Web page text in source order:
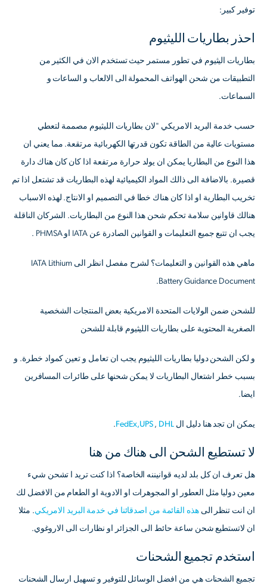
توفير كبير:
احذر بطاريات الليثيوم
بطاريات اليثيوم في تطور مستمر حيث تستخدم الان في الكثير من
التطبيقات من شحن الهواتف المحمولة الى الالعاب و الساعات و
السماعات.
حسب خدمة البريد الامريكي "لان بطاريات الليثيوم مصممة لتعطي
مستويات عالية من الطاقة تكون قدرتها الكهربائية مرتقعة. مما يعني ان
هذا النوع من البطاريا يمكن ان يولد حرارة مرتفعة اذا كان كان هناك دارة
قصيرة. بالاضافة الى ذالك المواد الكيميائية لهذه البطاريات قد تشتعل اذا تم
تخريب البطارية او اذا كان هناك خطا في التصميم او الانتاج. لهذه الاسباب
هنالك قاوانين سلامة تحكم شحن هذا النوع من البطاريات. الشركان الناقلة
يجب ان تتبع جميع التعليمات و القوانين الصادرة عن IATA او PHMSA .
ماهي هذه القوانين و التعليمات؟ لشرح مفصل انظر الى IATA Lithium
Battery Guidance Document.
للشحن ضمن الولايات المتحدة الامريكية بعض المنتجات الشخصية
الصغرية المحتوية على بطاريات الليثيوم قابلة للشحن
و لكن الشحن دوليا بطاريات الليثيوم يجب ان تعامل و تعين كمواد خطرة. و
بسبب خطر اشتعال البطاريات لا يمكن شحنها على طائرات المسافرين
ايضا.
يمكن ان تجد هنا دليل ال FedEx,UPS, DHL
.
لا تستطيع الشحن الى هناك من هنا
هل تعرف ان كل بلد لديه قوانيننه الخاصة؟ اذا كنت تريد ا تشحن شيء
معين دوليا مثل العطور او المجوهرات او الادوية او الطعام من الافضل لك
ان انت تنظر الىهذه القائمة من اصدقائنا في خدمة البريد الامريكي. مثلا
ان لاتستطيع شحن ساعة حائط الى الجزائر او نظارات الى الاروغوي.
استخدم تجميع الشحنات
تجميع الشحنات هي من افضل الوسائل للتوفير و تسهيل ارسال الشحنات